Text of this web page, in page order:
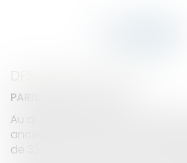
DESCRIPTION DU BIEN
PARIS 7ÈME : RUE CLER
Au quatrième étage avec
ancien cossu, charmant
de 33,06m2, sur cour, au calme